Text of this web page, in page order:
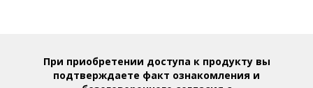
При приобретении доступа к продукту вы
подтверждаете факт ознакомления и